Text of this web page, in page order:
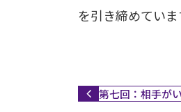
を引き締めていま
第七回：相手が